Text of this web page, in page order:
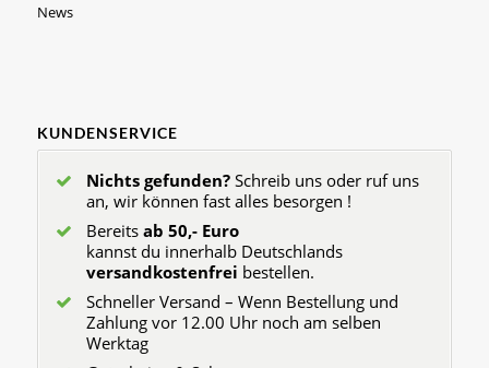
News
KUNDENSERVICE
Nichts gefunden?Schreib uns oder ruf uns
an, wir können fast alles besorgen !
Bereits ab 50,- Euro
kannst du innerhalb Deutschlands
versandkostenfrei bestellen.
Schneller Versand – Wenn Bestellung und
Zahlung vor 12.00 Uhr noch am selben
Werktag